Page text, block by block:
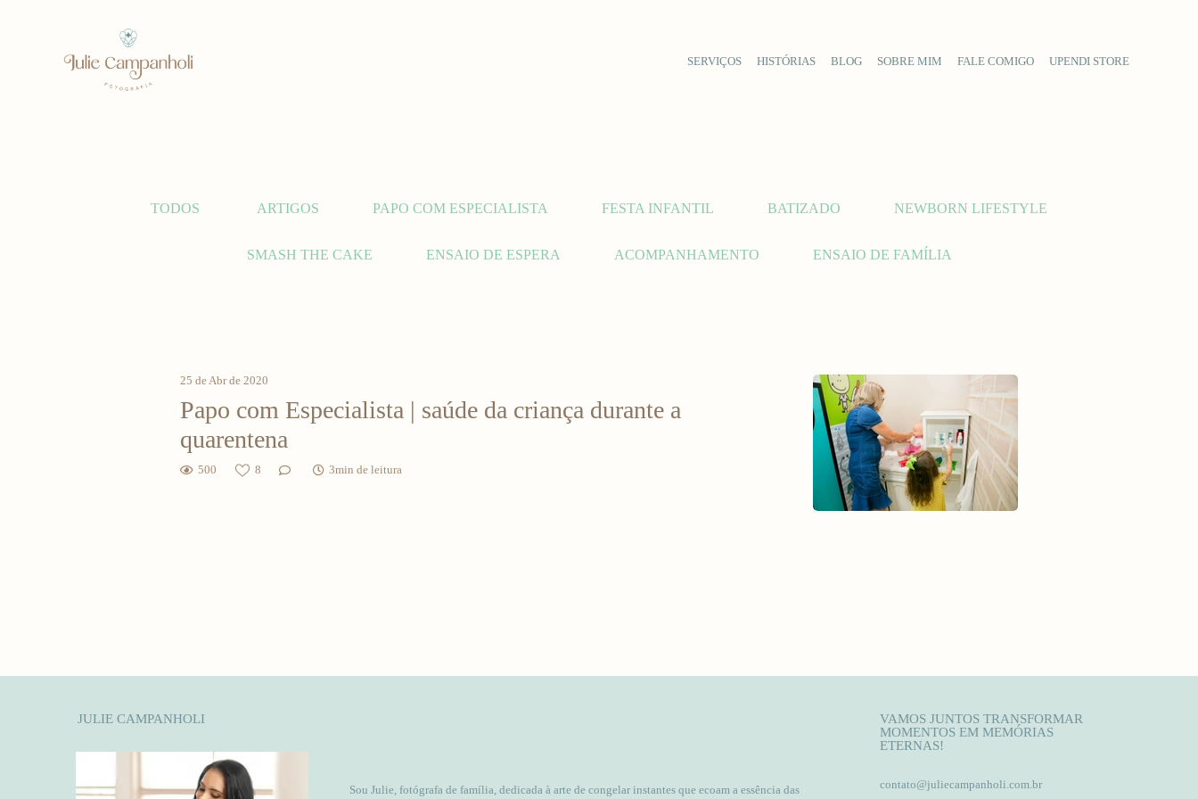
SERVIÇOS HISTÓRIAS BLOG SOBRE MIM FALE COMIGO UPENDI STORE
TODOS ARTIGOS PAPO COM ESPECIALISTA FESTA INFANTIL BATIZADO NEWBORN LIFESTYLE
SMASH THE CAKE ENSAIO DE ESPERA ACOMPANHAMENTO ENSAIO DE FAMÍLIA
25 de Abr de 2020
Papo com Especialista | saúde da criança durante a
quarentena
500 8 3min de leitura
JULIE CAMPANHOLI
Sou Julie, fotógrafa de família, dedicada à arte de congelar instantes que ecoam a essência das
VAMOS JUNTOS TRANSFORMAR
MOMENTOS EM MEMÓRIAS
ETERNAS!
contato@juliecampanholi.com.br